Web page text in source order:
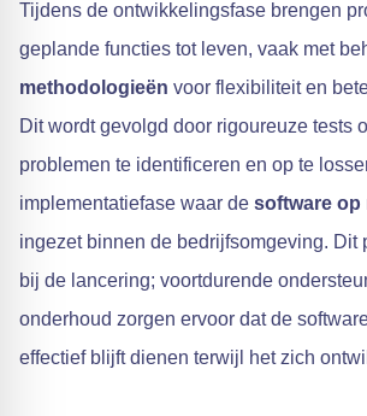
Tijdens de ontwikkelingsfase brengen
geplande functies tot leven, vaak met
methodologieën voor flexibiliteit en
Dit wordt gevolgd door rigoureuze tests
problemen te identificeren en op te
implementatiefase waar de software op
ingezet binnen de bedrijfsomgeving. Dit
bij de lancering; voortdurende
onderhoud zorgen ervoor dat de
effectief blijft dienen terwijl het zich